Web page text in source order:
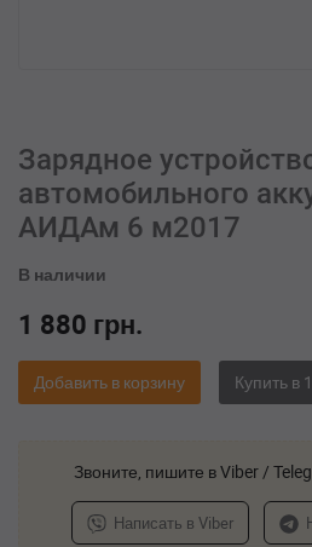
Зарядное
автомобильного
АИДАм 6 м2017
В наличии
1 880 грн.
Добавить в корзину
Звоните, пишите в Viber /
Написать в Viber